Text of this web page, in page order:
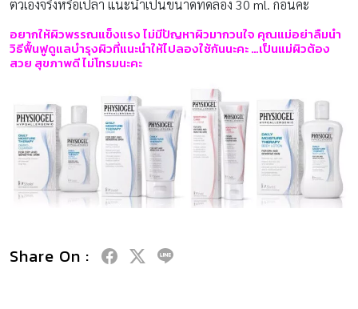
ตัวเองจริงหรือเปล่า แนะนำเป็นขนาดทดลอง 30 ml. ก่อนค่ะ
อยากให้ผิวพรรณแข็งแรง ไม่มีปัญหาผิวมากวนใจ คุณแม่อย่าลืมนำ
วิธีฟื้นฟูดูแลบำรุงผิวที่แนะนำให้ไปลองใช้กันนะคะ…เป็นแม่ผิวต้อง
สวย สุขภาพดี ไม่โทรมนะคะ
Share On :